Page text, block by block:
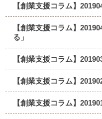
【創業支援コラム】
【創業支援コラム】
る」
【創業支援コラム】
【創業支援コラム】
【創業支援コラム】